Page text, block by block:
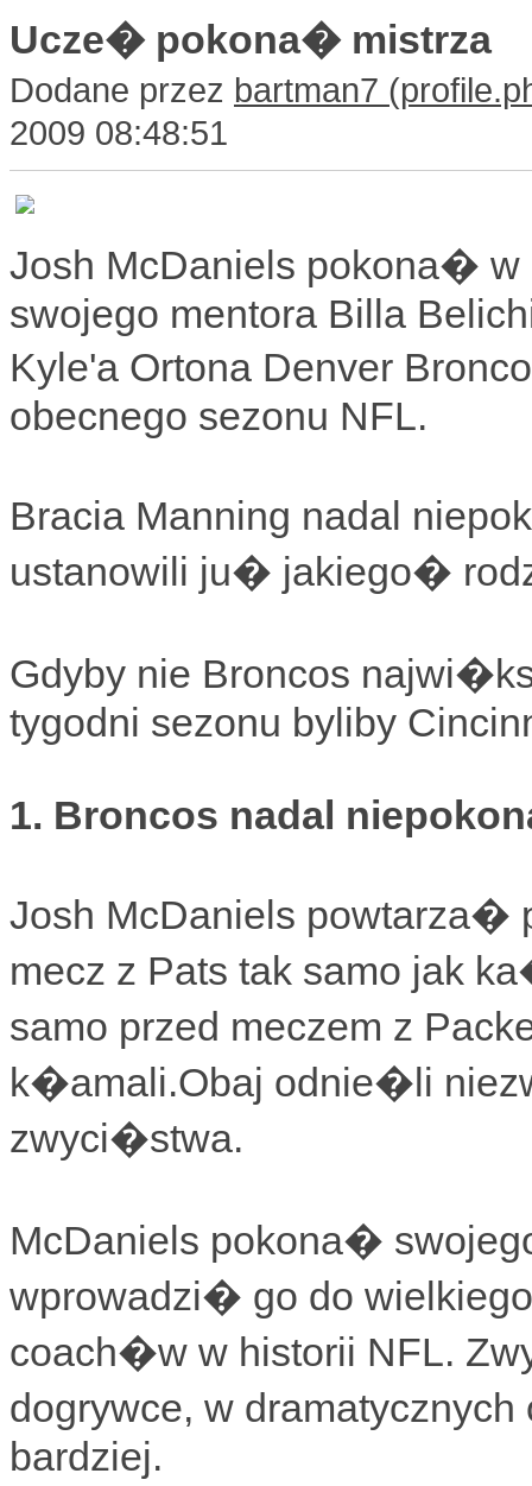
Ucze� pokona� mistrza
Dodane przez bartman7
2009 08:48:51
Josh McDaniels pokona�
swojego mentora Billa
Kyle'a Ortona Denver
obecnego sezonu NFL.
Bracia Manning nadal
ustanowili ju� jakiego�
Gdyby nie Broncos
tygodni sezonu byliby
1. Broncos nadal
Josh McDaniels
mecz z Pats tak samo jak
samo przed meczem z
k�amali.Obaj odnie�li
zwyci�stwa.
McDaniels pokona�
wprowadzi� go do
coach�w w historii NFL.
dogrywce, w
bardziej.